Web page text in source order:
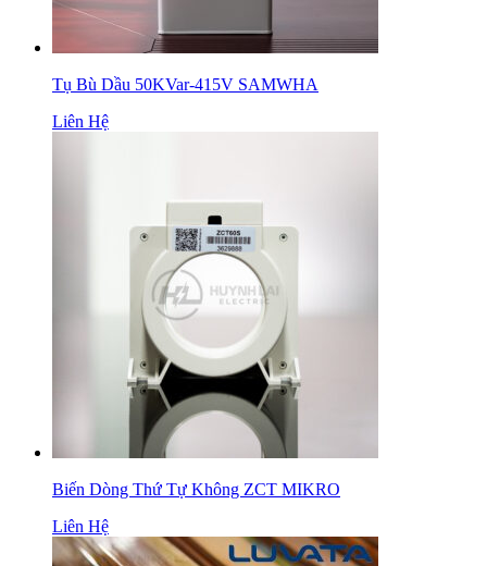
Tụ Bù Dầu 50KVar-415V SAMWHA
Liên Hệ
Biến Dòng Thứ Tự Không ZCT MIKRO
Liên Hệ